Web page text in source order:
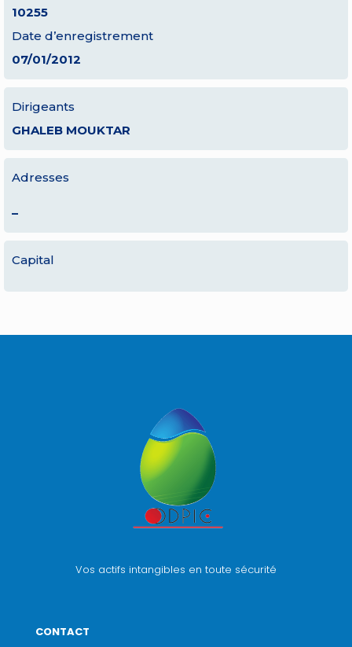
10255
Date d’enregistrement
07/01/2012
Dirigeants
GHALEB MOUKTAR
Adresses
–
Capital
Vos actifs intangibles en toute sécurité
CONTACT